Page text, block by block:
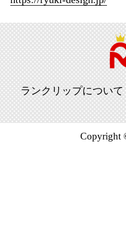
ランクリップについて
Copyright